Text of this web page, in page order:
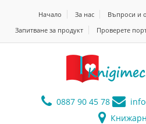
Начало За нас Въпроси и
Запитване за продукт
Проверете
0887 90 45 78